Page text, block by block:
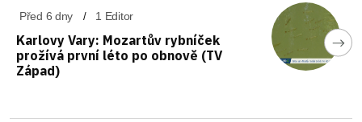
Před 6 dny 1 Editor
Karlovy Vary: Mozartův rybníček
prožívá první léto po obnově (TV
Západ)